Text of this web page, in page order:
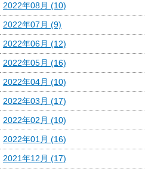
2022年08月 (10)
2022年07月 (9)
2022年06月 (12)
2022年05月 (16)
2022年04月 (10)
2022年03月 (17)
2022年02月 (10)
2022年01月 (16)
2021年12月 (17)